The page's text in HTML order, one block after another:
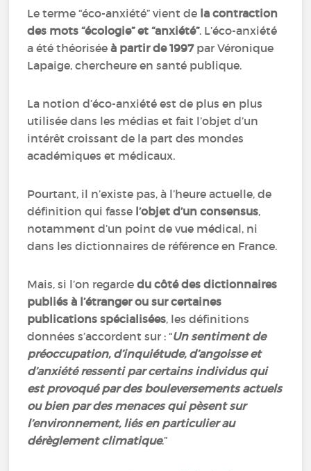
Le terme “éco-anxiété” vient de la contraction
des mots “écologie” et “anxiété”. L’éco-anxiété
a été théoriséeà partir de 1997par Véronique
Lapaige, chercheure en santé publique.
La notion d’éco-anxiété est de plus en plus
utilisée dans les médias et fait l’objet d’un
intérêt croissant de la part des mondes
académiques et médicaux.
Pourtant, il n’existe pas, à l’heure actuelle, de
définition qui fasse l’objet d’un consensus,
notamment d’un point de vue médical, ni
dans les dictionnaires de référence en France.
Mais, si l’on regardedu côté des dictionnaires
publiés à l’étranger ou sur certaines
publications spécialisées, les définitions
données s’accordent sur : “Un sentiment de
préoccupation, d’inquiétude, d’angoisse et
d’anxiété ressenti par certains individus qui
est provoqué par des bouleversements actuels
ou bien par des menaces qui pèsent sur
l’environnement, liés en particulier au
dérèglement climatique.”